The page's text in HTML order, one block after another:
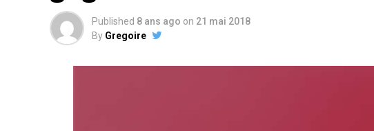
Published 8 ans ago on 21 mai 2018
By Gregoire